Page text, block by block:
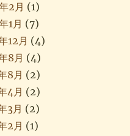
2月 (1)
1月 (7)
12月 (4)
8月 (4)
8月 (2)
4月 (2)
3月 (2)
2月 (1)